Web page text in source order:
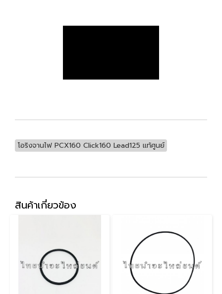
โอริงจานไฟ PCX160 Click160 Lead125 แท้ศูนย์
สินค้าเกี่ยวข้อง